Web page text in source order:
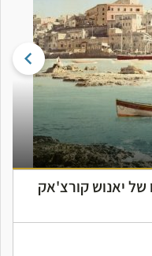
של יאנוש קורצ'אק